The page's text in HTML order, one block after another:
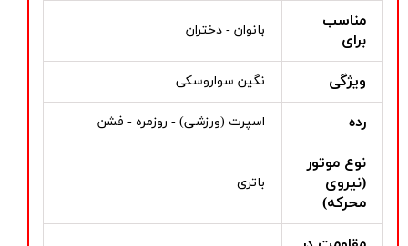
مناسب
برای
بانوان - دختران
ویژگی نگین سواروسکی
رده اسپرت (ورزشی) - روزمره - فشن
نوع موتور
(نیروی
محرکه)
باتری